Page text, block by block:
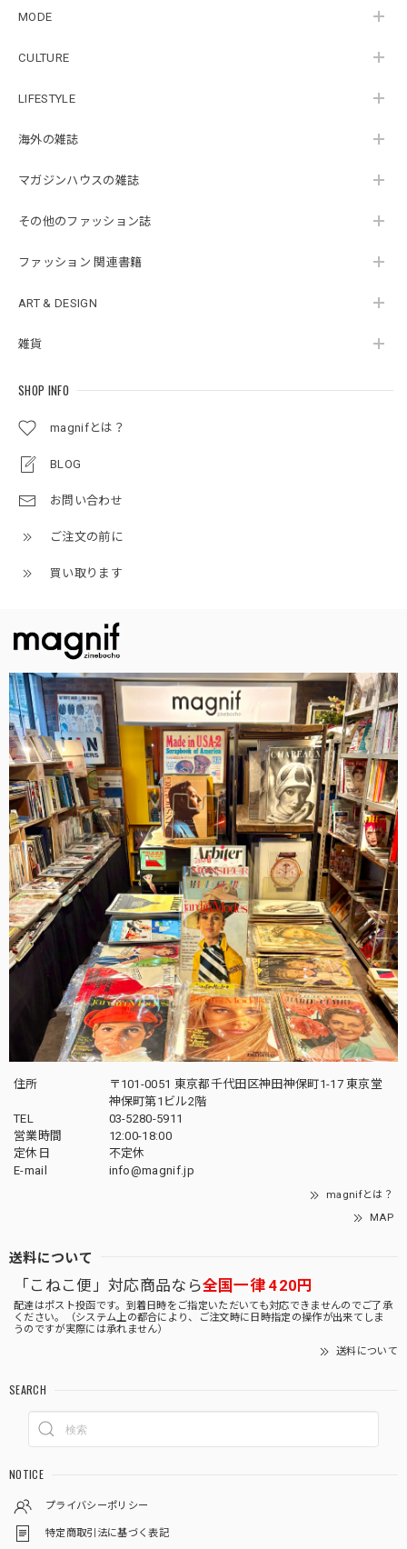
MODE
CULTURE
LIFESTYLE
海外の雑誌
マガジンハウスの雑誌
その他のファッション誌
ファッション 関連書籍
ART & DESIGN
雑貨
SHOP INFO
magnifとは？
BLOG
お問い合わせ
ご注文の前に
買い取ります
住所
〒101-0051 東京都千代田区神田神保町1-17 東京堂
神保町第1ビル2階
TEL
03-5280-5911
営業時間
12:00-18:00
定休日
不定休
E-mail
info@magnif.jp
magnifとは？
MAP
送料について
「こねこ便」対応商品なら全国一律 420円
配達はポスト投函です。到着日時をご指定いただいても対応できませんのでご了承
ください。（システム上の都合により、ご注文時に日時指定の操作が出来てしま
うのですが実際には承れません）
送料について
SEARCH
NOTICE
プライバシーポリシー
特定商取引法に基づく表記